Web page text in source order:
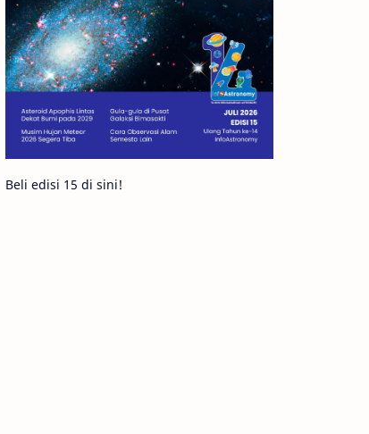
Meteor Gerhana
Komet ISON Jupiter
Planet Kerdil Bumi
Pengetahuan Berita
Beli edisi 15 di sini!